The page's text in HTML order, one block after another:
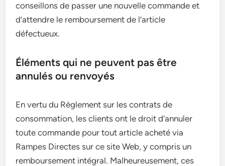
conseillons de passer une nouvelle commande et
d’attendre le remboursement de l’article
défectueux.
Éléments qui ne peuvent pas être
annulés ou renvoyés
En vertu du Règlement sur les contrats de
consommation, les clients ont le droit d’annuler
toute commande pour tout article acheté via
Rampes Directes sur ce site Web, y compris un
remboursement intégral. Malheureusement, ces